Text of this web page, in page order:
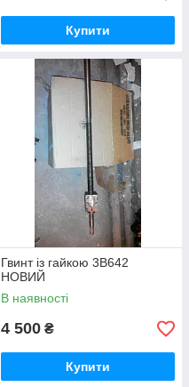
Купити
Гвинт із гайкою 3В642
НОВИЙ
В наявності
4 500 ₴
Купити